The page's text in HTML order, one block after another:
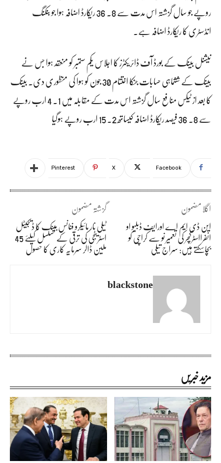
روپے جو سال گزشتہ اس مدت سے 8۔ 36 ریکارڈ اضافہ ہوا جو بنکنگ
انڈسٹری کا ریکارڈ اضافہ ہے۔
نیشنل بینک کے بورڈ آف ڈائریکٹرز کا اجلاس یکم ستمبر کو منعقد ہوا جس نے
بینک کے ششماہی حسابات جنکا اختتام 30 جون کو ہوا کی منظوری دی۔ بینک
کا بعد از ٹیکس منافع سال گزشتہ اس مدت کے مقابلہ میں 1۔ 4 ارب روپے
سے 8۔ 36 فیصد ریکارڈ اضافہ کیساتھ 2۔ 15 ارب روپے ہوگیا
Facebook
X
Pinterest
گزشتہ مضمون
ٹیلی نار مائیکرو فنانس بینک کا ڈیجیٹل
اسٹریٹجی کی ترقی کے تسلسل کیلئے 45
ملین ڈالر سرمایہ کاری کا حصول
اگلا مضمون
این ڈی ایم اے اورایف ڈبلیو او
انفرااسٹرکچر کی تعمیر نو سے کراچی کو
بچاسکتے ہیں: سراج تیلی
blackstone
مزید خبریں